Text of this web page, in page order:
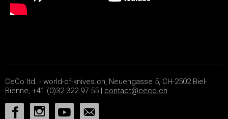
CeCo ltd. - world-of-knives.ch, Neuengasse 5, CH-2502 Biel-
Bienne, +41 (0)32 322 97 55 | contact@ceco.ch